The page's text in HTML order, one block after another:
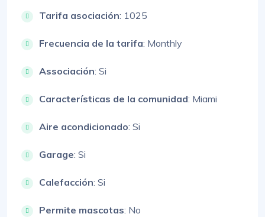
Tarifa asociación: 1025
Frecuencia de la tarifa: Monthly
Associación: Si
Características de la comunidad: Miami
Aire acondicionado: Si
Garage: Si
Calefacción: Si
Permite mascotas: No